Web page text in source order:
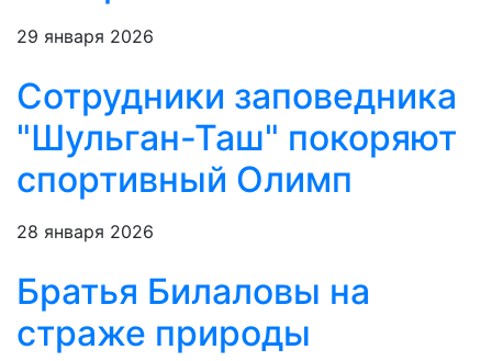
29 января 2026
Сотрудники заповедника
"Шульган-Таш" покоряют
спортивный Олимп
28 января 2026
Братья Билаловы на
страже природы